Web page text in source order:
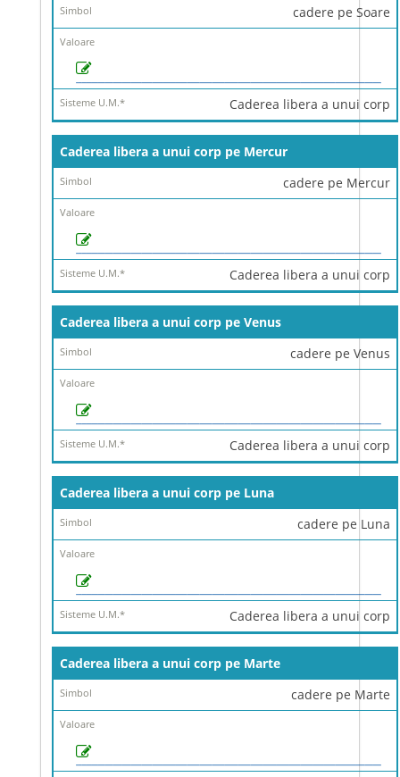
cadere pe Soare
Caderea libera a unui corp
Caderea libera a unui corp pe Mercur
cadere pe Mercur
Caderea libera a unui corp
Caderea libera a unui corp pe Venus
cadere pe Venus
Caderea libera a unui corp
Caderea libera a unui corp pe Luna
cadere pe Luna
Caderea libera a unui corp
Caderea libera a unui corp pe Marte
cadere pe Marte